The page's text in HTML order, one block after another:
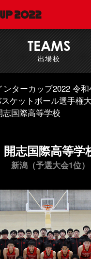
TEAMS
出場校
ンターカップ2022 令
ケットボール選手権
志国際高等学校
開志国際高等学
新潟（予選大会1位）